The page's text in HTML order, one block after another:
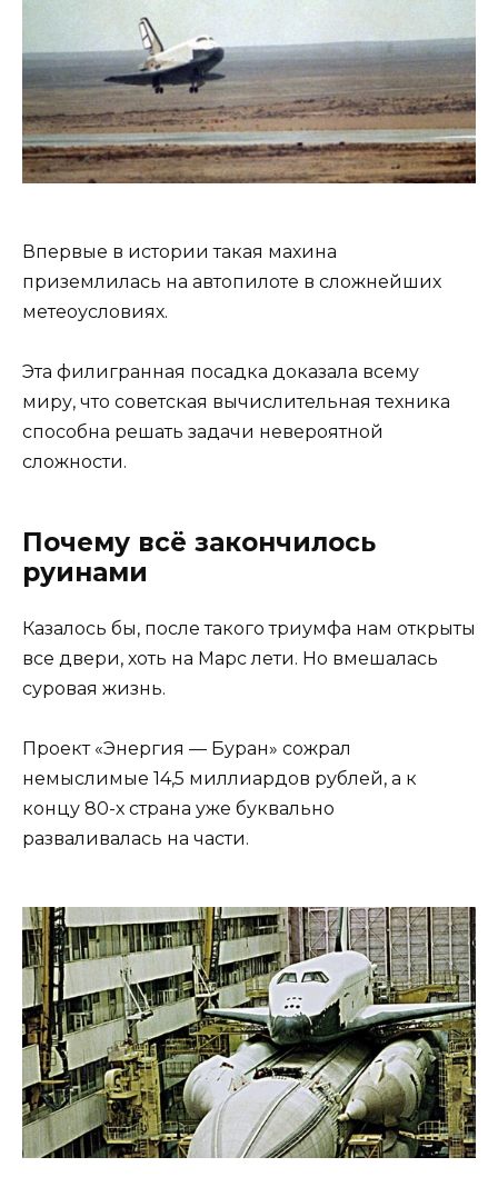
Впервые в истории такая махина
приземлилась на автопилоте в сложнейших
метеоусловиях.
Эта филигранная посадка доказала всему
миру, что советская вычислительная техника
способна решать задачи невероятной
сложности.
Почему всё закончилось
руинами
Казалось бы, после такого триумфа нам открыты
все двери, хоть на Марс лети. Но вмешалась
суровая жизнь.
Проект «Энергия — Буран» сожрал
немыслимые 14,5 миллиардов рублей, а к
концу 80-х страна уже буквально
разваливалась на части.